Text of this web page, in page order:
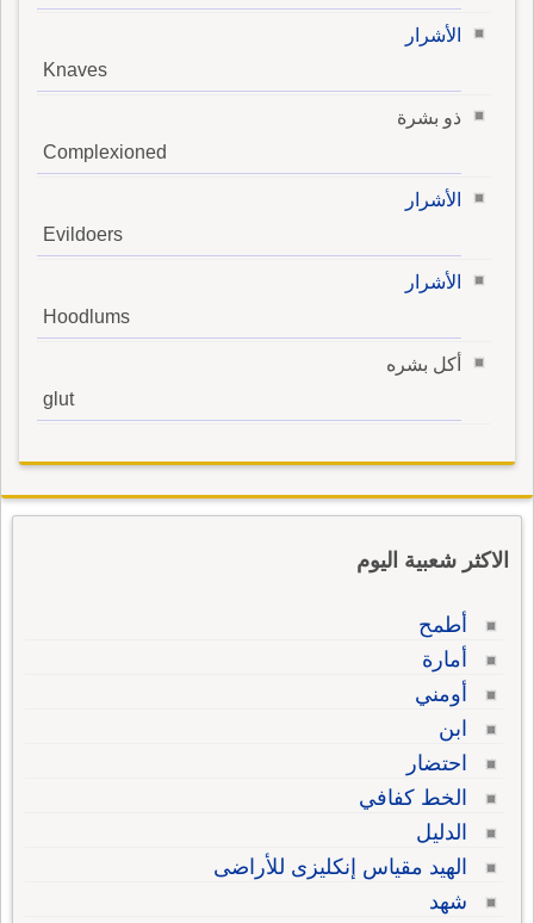
الأشرار
Knaves
ذو بشرة
Complexioned
الأشرار
Evildoers
الأشرار
Hoodlums
أكل بشره
glut
الاكثر شعبية اليوم
أطمح
أمارة
أومني
ابن
احتضار
الخط كفافي
الدليل
الهيد مقياس إنكليزى للأراضى
شهد